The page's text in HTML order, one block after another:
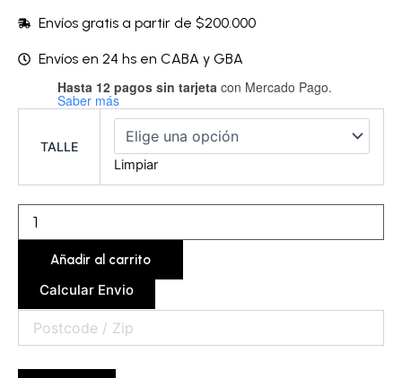
Envíos gratis a partir de $200.000
Envíos en 24 hs en CABA y GBA
Hasta 12 pagos sin tarjeta con Mercado Pago.
Saber más
TALLE
Limpiar
Conjunto
sin
Añadir al carrito
Calcular Envio